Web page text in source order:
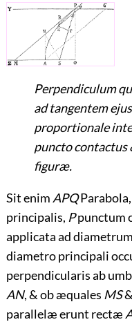
Perpendiculum
ad tangentem
proportionale
puncto contactus
figuræ.
Sit enim APQParabola,
principalis, Ppunctum
applicata ad
diametro principali
perpendicularis ab
AN, & ob æquales MS&
parallelæ erunt rectæ